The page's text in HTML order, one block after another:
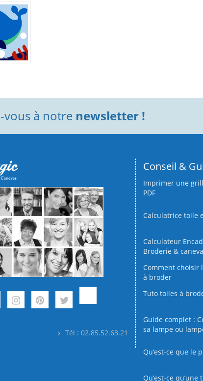
vous à notre newsletter !
Tél : 02.85.52.63.21
Conseil &
Imprimer une
PDF
Calculatrice toile
Calculateur
Broderie &
Comment choisir
à broder
Tuto toiles à
Guide complet :
sa lampe ou
Qu’est-ce que le
Qu’est‑ce